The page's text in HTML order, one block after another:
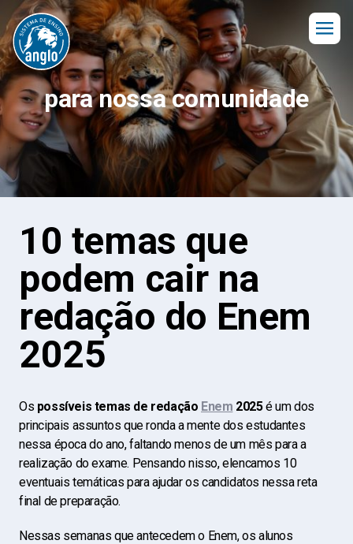
para nossa comunidade
10 temas que
podem cair na
redação do Enem
2025
Os possíveis temas de redação Enem 2025é um dos
principais assuntos que ronda a mente dos estudantes
nessa época do ano, faltando menos de um mês para a
realização do exame. Pensando nisso, elencamos 10
eventuais temáticas para ajudar os candidatos nessa reta
final de preparação.
Nessas semanas que antecedem o Enem, os alunos